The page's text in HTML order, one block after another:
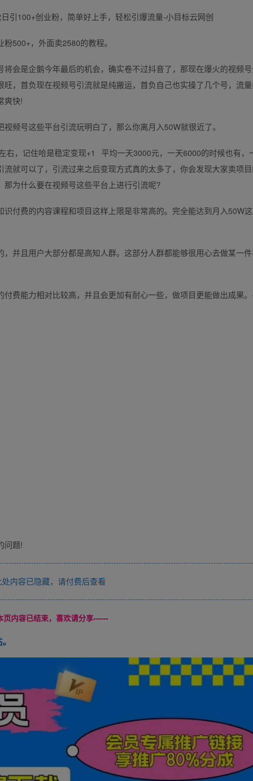
500+，外面卖2580的教程。
会是企鹅今年最后的机会，确实卷不过抖音了，那现在爆火的视频
，首负现在视频号引流就是纯搬运，首负自己也实操了几个号，流
爽快!
频号这些平台引流玩明白了，那么你离月入50W就很近了。
右，记住哈是稳定变现+1 平均一天3000元，一天6000的时候也有，
就可以了，引流过来之后变现方式真的太多了，你会发现大家卖项
为什么要在视频号这些平台上进行引流呢?
付费的内容课程和项目这样上限是非常高的。完全能达到月入50W
并且用户大部分都是高知人群。这部分人群都能够很用心去做某一
费能力相对比较高，并且会更加有耐心一些，做项目更能做出成果
问题!
处内容已隐藏，请付费后查看
页内容已结束，喜欢请分享------